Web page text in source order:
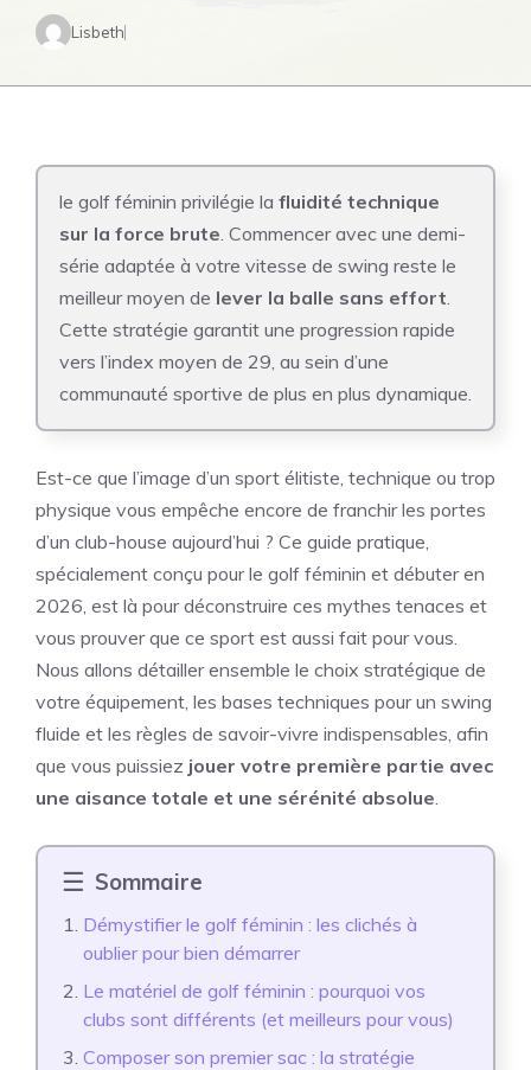
Lisbeth
le golf féminin privilégie la fluidité technique
sur la force brute. Commencer avec une demi-
série adaptée à votre vitesse de swing reste le
meilleur moyen de lever la balle sans effort.
Cette stratégie garantit une progression rapide
vers l’index moyen de 29, au sein d’une
communauté sportive de plus en plus dynamique.
Est-ce que l’image d’un sport élitiste, technique ou trop
physique vous empêche encore de franchir les portes
d’un club-house aujourd’hui ? Ce guide pratique,
spécialement conçu pour le golf féminin et débuter en
2026, est là pour déconstruire ces mythes tenaces et
vous prouver que ce sport est aussi fait pour vous.
Nous allons détailler ensemble le choix stratégique de
votre équipement, les bases techniques pour un swing
fluide et les règles de savoir-vivre indispensables, afin
que vous puissiez jouer votre première partie avec
une aisance totale et une sérénité absolue.
Sommaire
Démystifier le golf féminin : les clichés à
oublier pour bien démarrer
Le matériel de golf féminin : pourquoi vos
clubs sont différents (et meilleurs pour vous)
Composer son premier sac : la stratégie